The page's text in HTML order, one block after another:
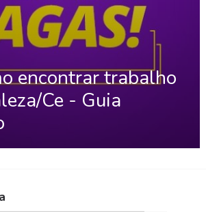
encontrar trabalho
Ce - Guia